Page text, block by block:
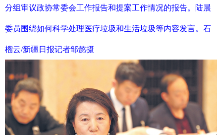
分组审议政协常委会工作报告和提案工作情况的报告。陆晨
委员围绕如何科学处理医疗垃圾和生活垃圾等内容发言。石
榴云/新疆日报记者邹懿摄